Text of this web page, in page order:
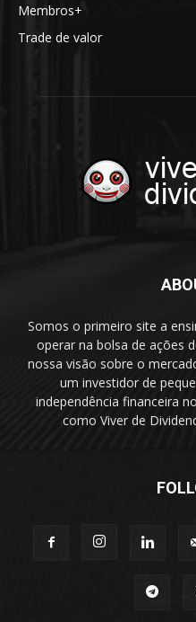
Membros+
Trade de valor
Somos o primeiro site a
operar na bolsa de ações
nossa visão sobre o
um investidor de
independência financeira
como Viver de